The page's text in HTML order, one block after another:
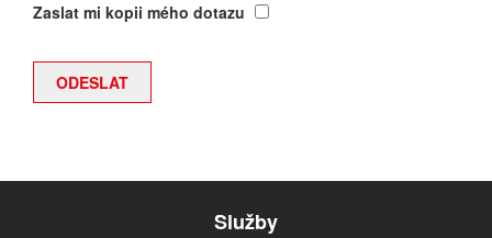
Zaslat mi kopii mého dotazu
Služby